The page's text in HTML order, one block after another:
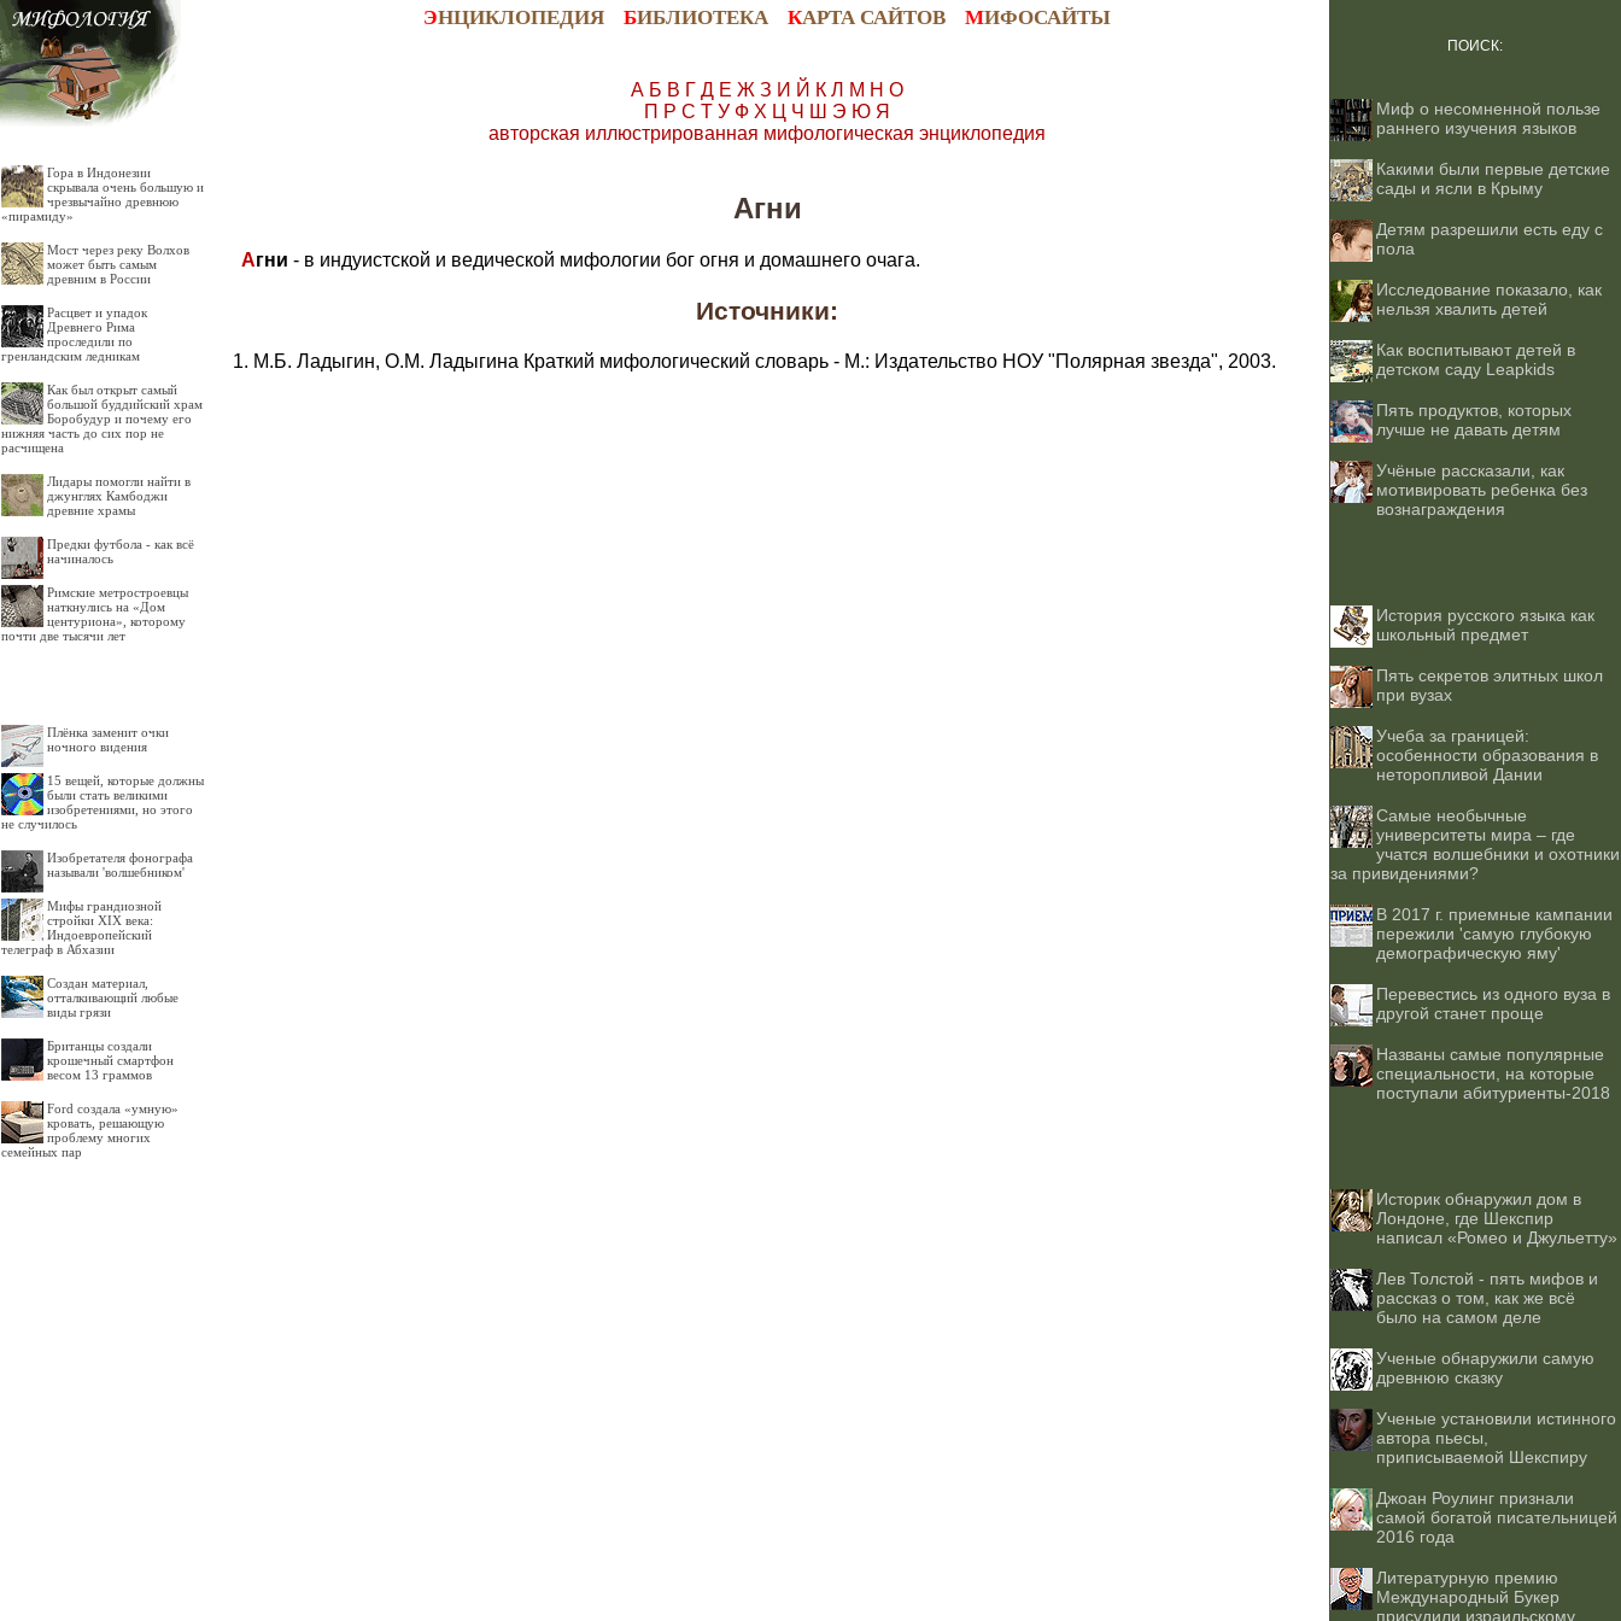
ЭНЦИКЛОПЕДИЯ БИБЛИОТЕКА КАРТА САЙТОВ МИФОСАЙТЫ
Гора в Индонезии
скрывала очень большую и
чрезвычайно древнюю
«пирамиду»
Мост через реку Волхов
может быть самым
древним в России
Расцвет и упадок
Древнего Рима
проследили по
гренландским ледникам
Как был открыт самый
большой буддийский храм
Боробудур и почему его
нижняя часть до сих пор не
расчищена
Лидары помогли найти в
джунглях Камбоджи
древние храмы
Предки футбола - как всё
начиналось
Римские метростроевцы
наткнулись на «Дом
центуриона», которому
почти две тысячи лет
Плёнка заменит очки
ночного видения
15 вещей, которые должны
были стать великими
изобретениями, но этого
не случилось
Изобретателя фонографа
называли 'волшебником'
Мифы грандиозной
стройки XIX века:
Индоевропейский
телеграф в Абхазии
Создан материал,
отталкивающий любые
виды грязи
Британцы создали
крошечный смартфон
весом 13 граммов
Ford создала «умную»
кровать, решающую
проблему многих
семейных пар
А Б В Г Д Е Ж З И Й К Л М Н О
П Р С Т У Ф Х Ц Ч Ш Э Ю Я
авторская иллюстрированная мифологическая энциклопедия
Агни
Агни - в индуистской и ведической мифологии бог огня и домашнего очага.
Источники:
М.Б. Ладыгин, О.М. Ладыгина Краткий мифологический словарь - М.: Издательство НОУ "Полярная звезда", 2003.
ПОИСК:
Миф о несомненной пользе
раннего изучения языков
Какими были первые детские
сады и ясли в Крыму
Детям разрешили есть еду с
пола
Исследование показало, как
нельзя хвалить детей
Как воспитывают детей в
детском саду Leapkids
Пять продуктов, которых
лучше не давать детям
Учёные рассказали, как
мотивировать ребенка без
вознаграждения
История русского языка как
школьный предмет
Пять секретов элитных школ
при вузах
Учеба за границей:
особенности образования в
неторопливой Дании
Самые необычные
университеты мира – где
учатся волшебники и охотники
за привидениями?
В 2017 г. приемные кампании
пережили 'самую глубокую
демографическую яму'
Перевестись из одного вуза в
другой станет проще
Названы самые популярные
специальности, на которые
поступали абитуриенты-2018
Историк обнаружил дом в
Лондоне, где Шекспир
написал «Ромео и Джульетту»
Лев Толстой - пять мифов и
рассказ о том, как же всё
было на самом деле
Ученые обнаружили самую
древнюю сказку
Ученые установили истинного
автора пьесы,
приписываемой Шекспиру
Джоан Роулинг признали
самой богатой писательницей
2016 года
Литературную премию
Международный Букер
присудили израильскому